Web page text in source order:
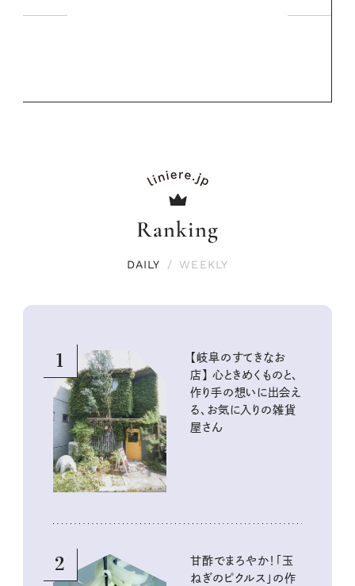
Ranking
DAILY / WEEKLY
1
【岐阜のすてきなお
店】 心ときめくものと、
作り手の想いに出会え
る、お気に入りの雑貨
屋さん
2
甘酢でまろやか！「玉
ねぎのピクルス」の作